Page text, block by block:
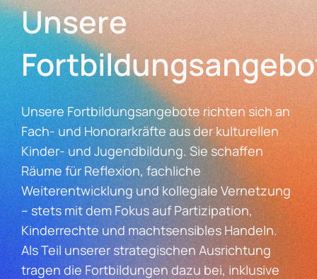
Unsere
Unsere Fortbildungsangebote richten sich an
Fach- und Honorarkräfte aus der kulturellen
Kinder- und Jugendbildung. Sie schaffen
Räume für Reflexion, fachliche
Weiterentwicklung und kollegiale Vernetzung
– stets mit dem Fokus auf Partizipation,
Kinderrechte und machtsensibles Handeln.
Als Teil unserer strategischen Ausrichtung
tragen die Fortbildungen dazu bei, inklusive